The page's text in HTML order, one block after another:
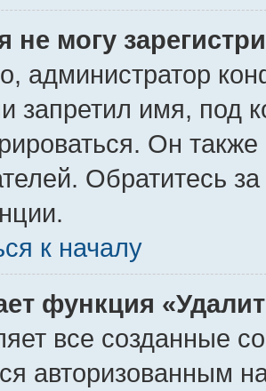
не могу
администратор
запретил имя, под
Он
Обратитесь
к началу
функция
все созданные
авторизованным